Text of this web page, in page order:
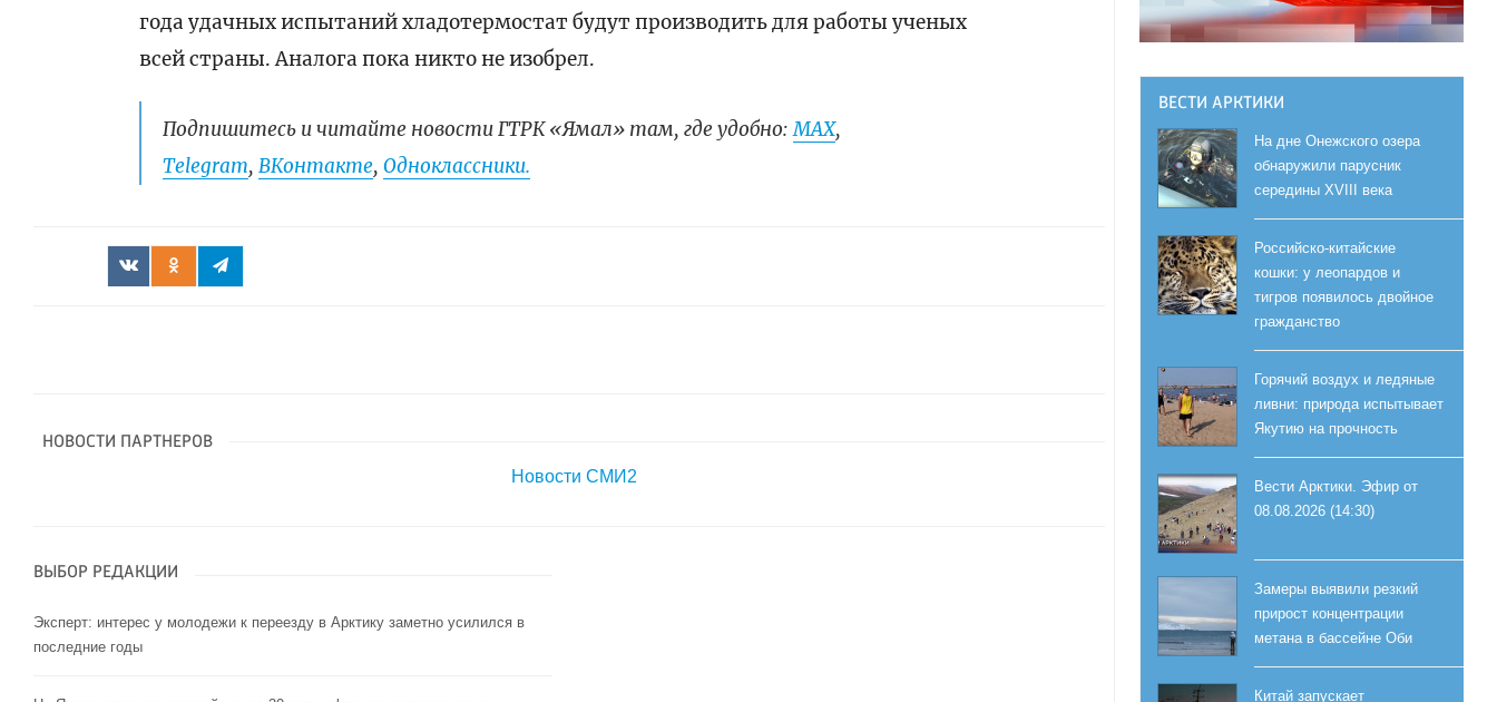
года удачных испытаний хладотермостат будут производить для работы ученых
всей страны. Аналога пока никто не изобрел.
Подпишитесь и читайте новости ГТРК «Ямал» там, где удобно:МАХ,
Telegram,ВКонтакте,Одноклассники.
НОВОСТИ ПАРТНЕРОВ
Новости СМИ2
ВЫБОР РЕДАКЦИИ
Эксперт: интерес у молодежи к переезду в Арктику заметно усилился в
последние годы
ВЕСТИ АРКТИКИ
На дне Онежского озера
обнаружили парусник
середины XVIII века
Российско-китайские
кошки: у леопардов и
тигров появилось двойное
гражданство
Горячий воздух и ледяные
ливни: природа испытывает
Якутию на прочность
Вести Арктики. Эфир от
08.08.2026 (14:30)
Замеры выявили резкий
прирост концентрации
метана в бассейне Оби
Китай запускает